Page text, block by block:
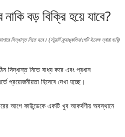
বড় বিক্রি হয়ে যাবে?
সিদ্ধান্ত নিতে হবে। (স্টুয়ার্ট ফ্র্যাঙ্কলিন/গেটি ইমেজ দ্বারা ছবি)
সিদ্ধান্ত নিতে বাধ্য করে এবং প্রধান
প্রয়োজনীয়তা হিসেবে দেখা হচ্ছে।
আগে কাউন্ডেকে একটি খুব আকর্ষণীয় অবস্থানে